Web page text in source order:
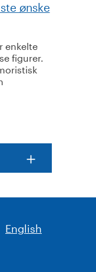
ønske
enkelte
figurer.
English